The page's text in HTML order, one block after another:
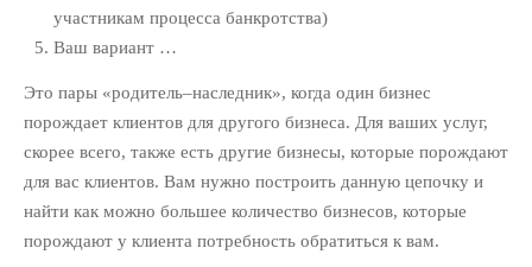
Email-маркетинг
PR ROI SEO SMM
Видео-маркетинг
Гонорарная политика
Директ-мейл
Интернет-
маркетинг
Консалтинг
участникам процесса банкротства)
Ваш вариант …
Это пары «родитель–наследник», когда один бизнес
порождает клиентов для другого бизнеса. Для ваших услуг,
скорее всего, также есть другие бизнесы, которые порождают
для вас клиентов. Вам нужно построить данную цепочку и
найти как можно большее количество бизнесов, которые
порождают у клиента потребность обратиться к вам.